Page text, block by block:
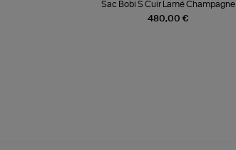
480,00 €
Sac Bobi S Cuir Lamé Champagne